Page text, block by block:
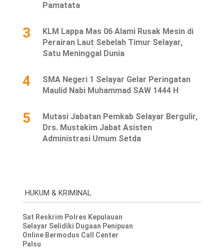
Pamatata
3
KLM Lappa Mas 06 Alami Rusak Mesin di
Perairan Laut Sebelah Timur Selayar,
Satu Meninggal Dunia
4
SMA Negeri 1 Selayar Gelar Peringatan
Maulid Nabi Muhammad SAW 1444 H
5
Mutasi Jabatan Pemkab Selayar Bergulir,
Drs. Mustakim Jabat Asisten
Administrasi Umum Setda
HUKUM & KRIMINAL
Sat Reskrim Polres Kepulauan
Selayar Selidiki Dugaan Penipuan
Online Bermodus Call Center
Palsu